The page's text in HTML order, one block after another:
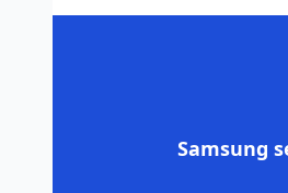
Samsung